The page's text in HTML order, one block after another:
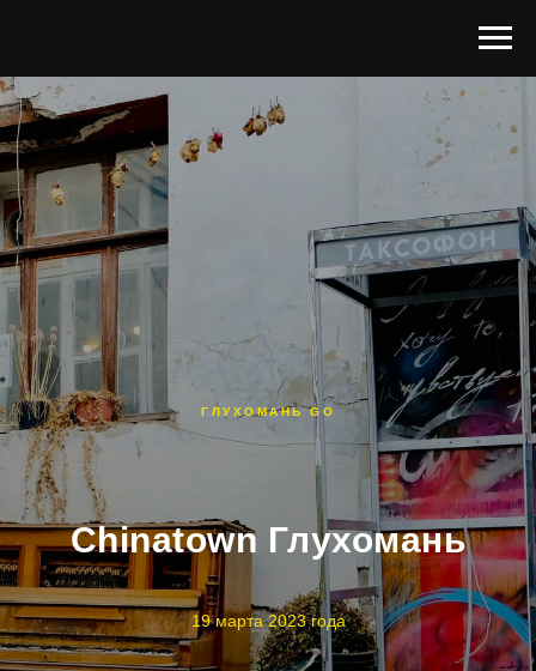
ГЛУХОМАНЬ GO
Chinatown Глухомань
19 марта 2023 года